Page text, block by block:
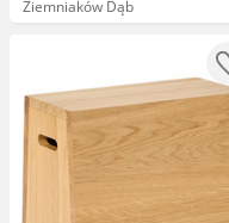
Ziemniaków Dąb